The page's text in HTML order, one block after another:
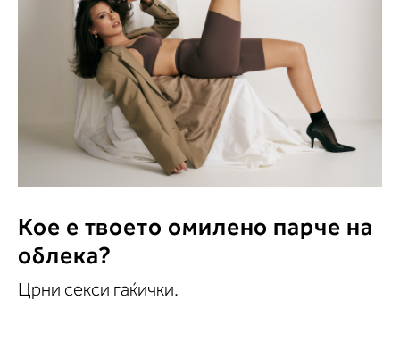
Кое е твоето омилено парче на
облека?
Црни секси гаќички.